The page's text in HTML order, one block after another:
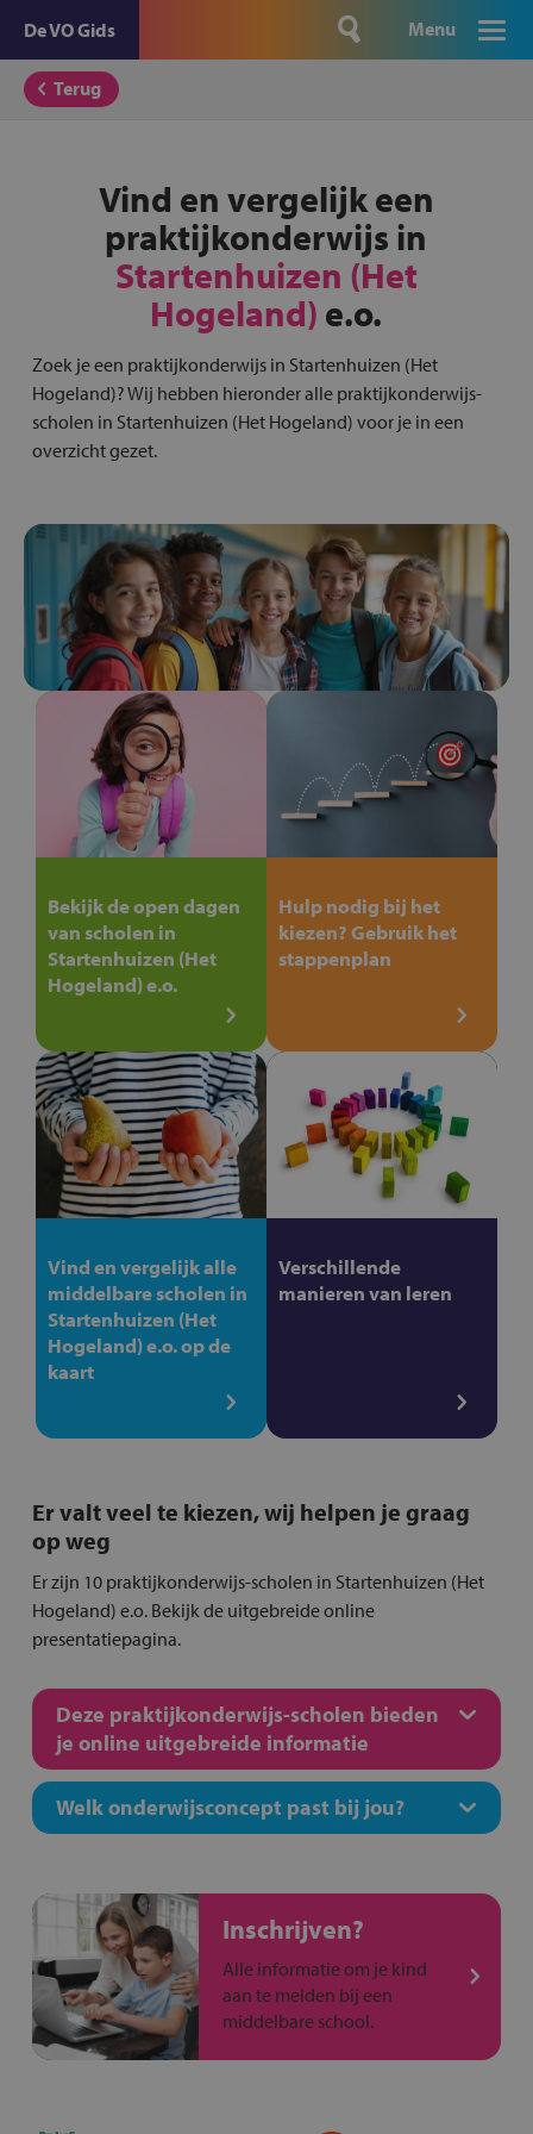
De VO Gids Menu
Terug
Vind en vergelijk een
praktijkonderwijs in
Startenhuizen (Het
Hogeland) e.o.
Zoek je een praktijkonderwijs in Startenhuizen (Het
Hogeland)? Wij hebben hieronder alle praktijkonderwijs-
scholen in Startenhuizen (Het Hogeland) voor je in een
overzicht gezet.
Bekijk de open dagen
van scholen in
Startenhuizen (Het
Hogeland) e.o.
Hulp nodig bij het
kiezen? Gebruik het
stappenplan
Vind en vergelijk alle
middelbare scholen in
Startenhuizen (Het
Hogeland) e.o. op de
kaart
Verschillende
manieren van leren
Er valt veel te kiezen, wij helpen je graag
op weg
Er zijn 10 praktijkonderwijs-scholen in Startenhuizen (Het
Hogeland) e.o. Bekijk de uitgebreide online
presentatiepagina.
Deze praktijkonderwijs-scholen bieden
je online uitgebreide informatie
Welk onderwijsconcept past bij jou?
Inschrijven?
Alle informatie om je kind
aan te melden bij een
middelbare school.